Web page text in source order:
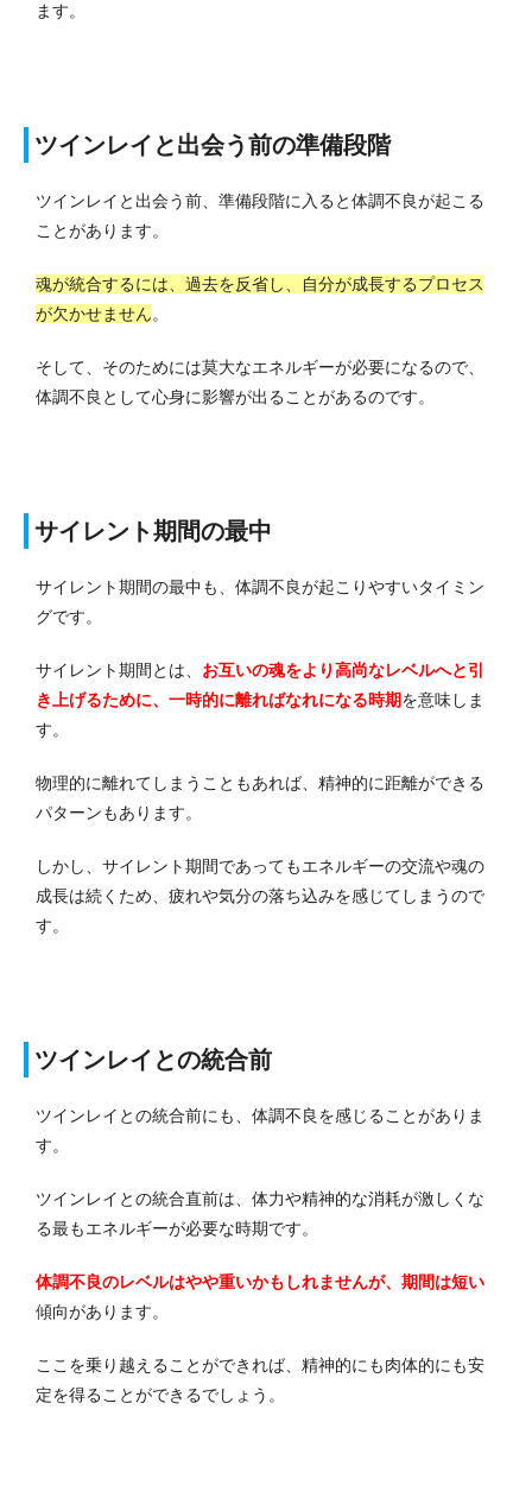
ます。
ツインレイと出会う前の準備段階
ツインレイと出会う前、準備段階に入ると体調不良が起こる
ことがあります。
魂が統合するには、過去を反省し、自分が成長するプロセス
が欠かせません。
そして、そのためには莫大なエネルギーが必要になるので、
体調不良として心身に影響が出ることがあるのです。
サイレント期間の最中
サイレント期間の最中も、体調不良が起こりやすいタイミン
グです。
サイレント期間とは、 お互いの魂をより高尚なレベルへと引
き上げるために、一時的に離ればなれになる時期を意味しま
す。
物理的に離れてしまうこともあれば、精神的に距離ができる
パターンもあります。
しかし、サイレント期間であってもエネルギーの交流や魂の
成長は続くため、疲れや気分の落ち込みを感じてしまうので
す。
ツインレイとの統合前
ツインレイとの統合前にも、体調不良を感じることがありま
す。
ツインレイとの統合直前は、体力や精神的な消耗が激しくな
る最もエネルギーが必要な時期です。
体調不良のレベルはやや重いかもしれませんが、期間は短い
傾向があります。
ここを乗り越えることができれば、精神的にも肉体的にも安
定を得ることができるでしょう。